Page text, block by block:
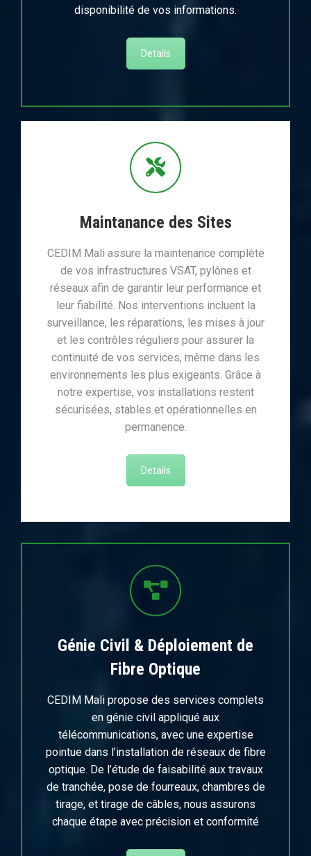
disponibilité de vos informations.
Details
Maintanance des Sites
CEDIM Mali assure la maintenance complète
de vos infrastructures VSAT, pylônes et
réseaux afin de garantir leur performance et
leur fiabilité. Nos interventions incluent la
surveillance, les réparations, les mises à jour
et les contrôles réguliers pour assurer la
continuité de vos services, même dans les
environnements les plus exigeants. Grâce à
notre expertise, vos installations restent
sécurisées, stables et opérationnelles en
permanence.
Details
Génie Civil & Déploiement de
Fibre Optique
CEDIM Mali propose des services complets
en génie civil appliqué aux
télécommunications, avec une expertise
pointue dans l’installation de réseaux de fibre
optique. De l’étude de faisabilité aux travaux
de tranchée, pose de fourreaux, chambres de
tirage, et tirage de câbles, nous assurons
chaque étape avec précision et conformité